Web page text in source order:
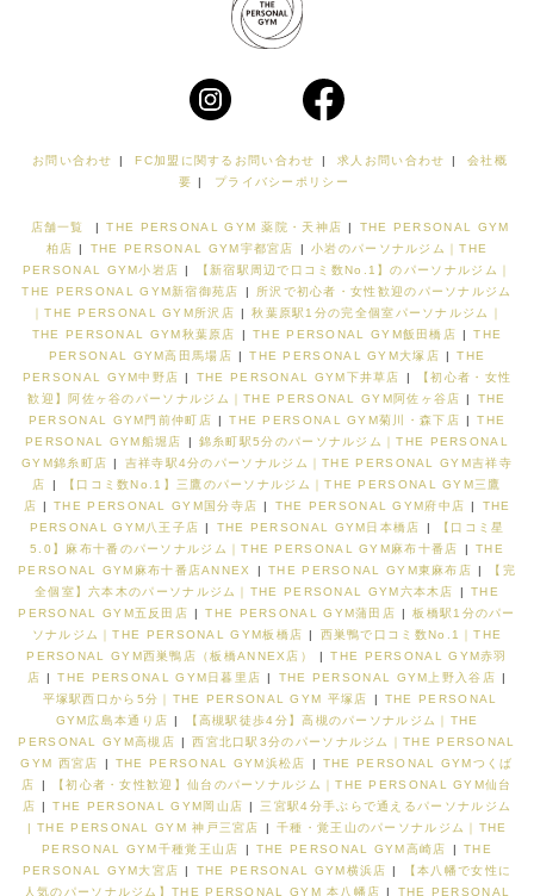
お問い合わせ | FC加盟に関するお問い合わせ | 求人お問い合わせ |
会社概
要 | プライバシーポリシー
店舗一覧 | THE PERSONAL GYM 薬院・天神店 |
THE PERSONAL GYM
柏店 | THE PERSONAL GYM宇都宮店 |
小岩のパーソナルジム｜THE
PERSONAL GYM小岩店 |
【新宿駅周辺で口コミ数No.1】のパーソナルジム｜
THE PERSONAL GYM新宿御苑店
|
所沢で初心者・女性歓迎のパーソナルジム
｜THE PERSONAL GYM所沢店 |
秋葉原駅1分の完全個室パーソナルジム｜
THE PERSONAL GYM秋葉原店
| THE PERSONAL GYM飯田橋店 |
THE
PERSONAL GYM高田馬場店 | THE PERSONAL GYM大塚店 |
THE
PERSONAL GYM中野店 | THE PERSONAL GYM下井草店 |
【初心者・女性
歓迎】阿佐ヶ谷のパーソナルジム｜THE PERSONAL GYM阿佐ヶ谷店 |
THE
PERSONAL GYM門前仲町店 | THE PERSONAL GYM菊川・森下店 |
THE
PERSONAL GYM船堀店
|
錦糸町駅5分のパーソナルジム｜THE PERSONAL
GYM錦糸町店 |
吉祥寺駅4分のパーソナルジム｜THE PERSONAL GYM吉祥寺
店
|
【口コミ数No.1】三鷹のパーソナルジム｜THE PERSONAL GYM三鷹
店 | THE PERSONAL GYM国分寺店 | THE PERSONAL GYM府中店 |
THE
PERSONAL GYM八王子店 | THE PERSONAL GYM日本橋店 |
【口コミ星
5.0】麻布十番のパーソナルジム｜THE PERSONAL GYM麻布十番店
|
THE
PERSONAL GYM麻布十番店ANNEX
| THE PERSONAL GYM東麻布店 |
【完
全個室】六本木のパーソナルジム｜THE PERSONAL GYM六本木店
|
THE
PERSONAL GYM五反田店 | THE PERSONAL GYM蒲田店 |
板橋駅1分のパー
ソナルジム｜THE PERSONAL GYM板橋店 |
西巣鴨で口コミ数No.1｜THE
PERSONAL GYM西巣鴨店（板橋ANNEX店）
|
THE PERSONAL GYM赤羽
店 | THE PERSONAL GYM日暮里店 | THE PERSONAL GYM上野入谷店 |
平塚駅西口から5分｜THE PERSONAL GYM 平塚店
|
THE PERSONAL
GYM広島本通り店 |
【高槻駅徒歩4分】高槻のパーソナルジム｜THE
PERSONAL GYM高槻店 |
西宮北口駅3分のパーソナルジム｜THE PERSONAL
GYM 西宮店
| THE PERSONAL GYM浜松店 |
THE PERSONAL GYMつくば
店
|
【初心者・女性歓迎】仙台のパーソナルジム｜THE PERSONAL GYM仙台
店 | THE PERSONAL GYM岡山店 |
三宮駅4分手ぶらで通えるパーソナルジム
| THE PERSONAL GYM 神戸三宮店
|
千種・覚王山のパーソナルジム｜THE
PERSONAL GYM千種覚王山店
| THE PERSONAL GYM高崎店 |
THE
PERSONAL GYM大宮店 | THE PERSONAL GYM横浜店 |
【本八幡で女性に
人気のパーソナルジム】THE PERSONAL GYM 本八幡店 | THE PERSONAL